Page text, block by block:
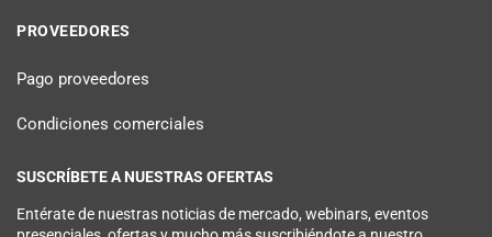
PROVEEDORES
Pago proveedores
Condiciones comerciales
SUSCRÍBETE A NUESTRAS OFERTAS
Entérate de nuestras noticias de mercado, webinars, eventos